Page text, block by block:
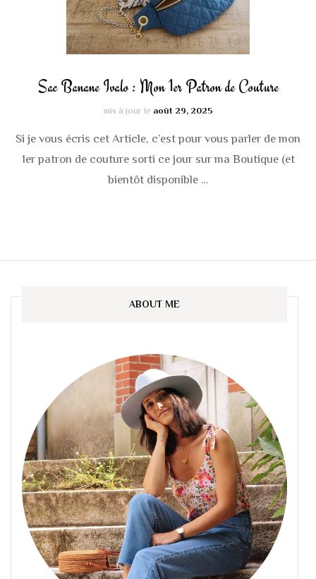
Sac Banane Ivalo : Mon 1er Patron de Couture
mis à jour le août 29, 2025
Si je vous écris cet Article, c’est pour vous parler de mon
1er patron de couture sorti ce jour sur ma Boutique (et
bientôt disponible …
ABOUT ME